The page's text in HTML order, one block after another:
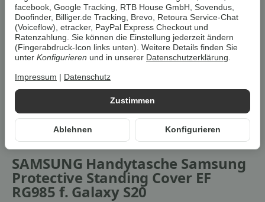
Artikelnummer: 7090
HAN:
100318423
Kategorie:Smartphones, Foto & Zubehör
Umwelt zu schonen, vermeiden wir aufwendige
Umverpackungen. Wenn immer es möglich ist, versenden wir Ihre
SAMSUNG Handytasche Samsung
Protective Standing Cover EF
RG985 f. Galaxy S20
Zustimmen
Ablehnen Konfigurieren
facebook, Google Tracking, RTB House GmbH, Sovendus,
Doofinder, Billiger.de Tracking, Brevo, Retoura Service-Chat
(Voiceflow), etracker, PayPal Express Checkout und
Ratenzahlung. Sie können die Einstellung jederzeit ändern
(Fingerabdruck-Icon links unten). Weitere Details finden Sie
unter Konfigurieren und in unserer Datenschutzerklärung.
Impressum Datenschutz